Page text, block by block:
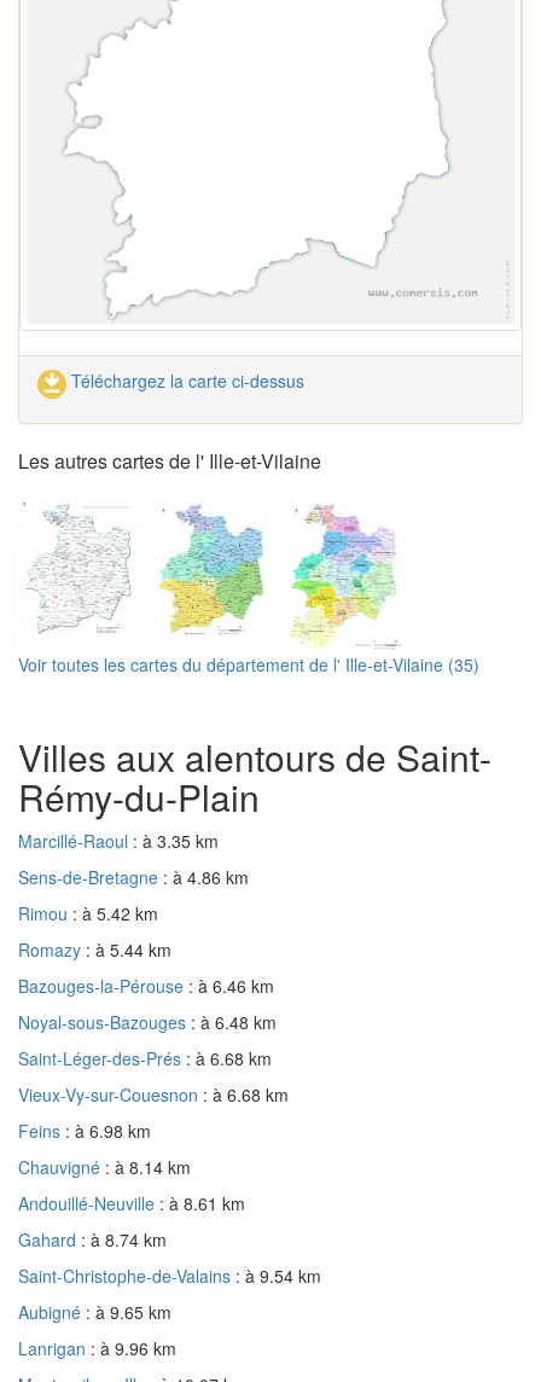
Téléchargez la carte ci-dessus
Les autres cartes de l' Ille-et-Vilaine
Voir toutes les cartes du département de l' Ille-et-Vilaine (35)
Villes aux alentours de Saint-
Rémy-du-Plain
Marcillé-Raoul : à 3.35 km
Sens-de-Bretagne : à 4.86 km
Rimou : à 5.42 km
Romazy : à 5.44 km
Bazouges-la-Pérouse : à 6.46 km
Noyal-sous-Bazouges : à 6.48 km
Saint-Léger-des-Prés : à 6.68 km
Vieux-Vy-sur-Couesnon : à 6.68 km
Feins : à 6.98 km
Chauvigné : à 8.14 km
Andouillé-Neuville : à 8.61 km
Gahard : à 8.74 km
Saint-Christophe-de-Valains : à 9.54 km
Aubigné : à 9.65 km
Lanrigan : à 9.96 km